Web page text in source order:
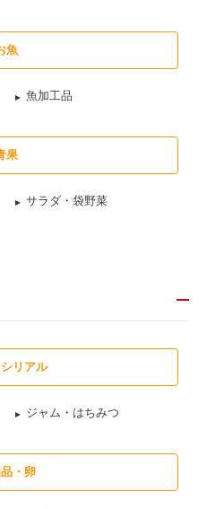
魚
魚加工品
果
サラダ・袋野菜
リアル
ジャム・はちみつ
・卵